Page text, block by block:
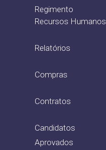
Regimento
Recursos Humanos
Relatórios
Compras
Contratos
Candidatos
Aprovados